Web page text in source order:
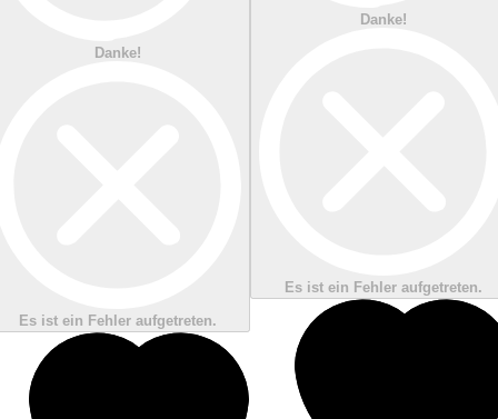
Danke!
Es ist ein Fehler aufgetreten.
Danke!
Es ist ein Fehler aufgetreten.